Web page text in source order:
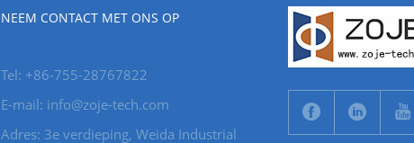
NEEM CONTACT MET ONS OP
Tel: +86-755-28767822
E-mail: info@zoje-tech.com
Adres: 3e verdieping, Weida Industrial